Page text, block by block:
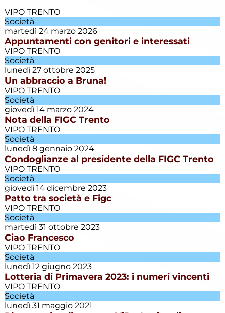
VIPO TRENTO
Società
martedì 24 marzo 2026
Appuntamenti con genitori e interessati
VIPO TRENTO
Società
lunedì 27 ottobre 2025
Un abbraccio a Bruna!
VIPO TRENTO
Società
giovedì 14 marzo 2024
Nota della FIGC Trento
VIPO TRENTO
Società
lunedì 8 gennaio 2024
Condoglianze al presidente della FIGC Trento
VIPO TRENTO
Società
giovedì 14 dicembre 2023
Patto tra società e Figc
VIPO TRENTO
Società
martedì 31 ottobre 2023
Ciao Francesco
VIPO TRENTO
Società
lunedì 12 giugno 2023
Lotteria di Primavera 2023: i numeri vincenti
VIPO TRENTO
Società
lunedì 31 maggio 2021
Eccellenza
Esordienti
Esordienti
A
Villazzano
Esordienti
B
Villazzano
Futsal
Giovanile
Villazzano
Giovanissimi
Giovanissimi
E. Villazzano
Giovanissimi
P. Villazzano